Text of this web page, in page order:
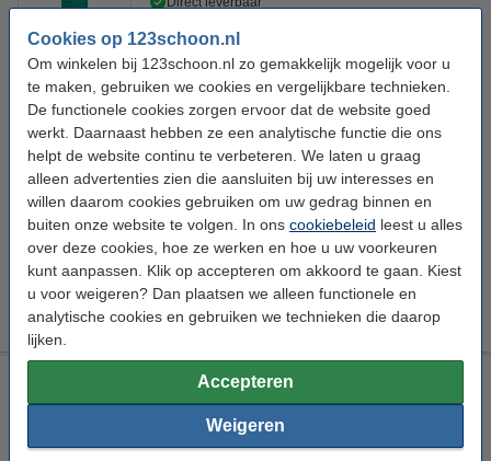
Cookies op 123schoon.nl
Om winkelen bij 123schoon.nl zo gemakkelijk mogelijk voor u
te maken, gebruiken we cookies en vergelijkbare technieken.
De functionele cookies zorgen ervoor dat de website goed
werkt. Daarnaast hebben ze een analytische functie die ons
helpt de website continu te verbeteren. We laten u graag
alleen advertenties zien die aansluiten bij uw interesses en
willen daarom cookies gebruiken om uw gedrag binnen en
buiten onze website te volgen. In ons cookiebeleid leest u alles
over deze cookies, hoe ze werken en hoe u uw voorkeuren
kunt aanpassen. Klik op accepteren om akkoord te gaan. Kiest
u voor weigeren? Dan plaatsen we alleen functionele en
analytische cookies en gebruiken we technieken die daarop
lijken.
Accepteren
Weigeren
€ 7,39 HG adviesprijs
€ 5,89 Bestellen
Bestel mee:
123schoon Werkborstel Mexilon Met Gele Haren (18,5 cm)
€ 2,49
Huishoudemmer zwart 12 liter (123schoon huismerk)
€ 4,99
Scrub Daddy | microvezel doekjes | 2 stuks
HG grafsteenreiniger (500 ml)Op=Op
Bekijk de specificaties en beschrijving